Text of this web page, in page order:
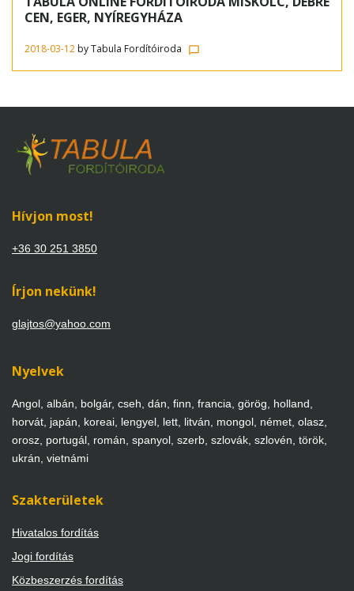
CEN, EGER, NYÍREGYHÁZA
2018-03-12 byTabula Fordítóiroda chat_bubble_outline
Hívjon most!
+36 30 251 3850
Írjon nekünk!
glajtos@yahoo.com
Nyelvek
Angol, albán, bolgár, cseh, dán, finn, francia, görög, holland,
horvát, japán, koreai, lengyel, lett, litván, mongol, német, olasz,
orosz, portugál, román, spanyol, szerb, szlovák, szlovén, török,
ukrán, vietnámi
Szakterületek
Hivatalos fordítás
Jogi fordítás
Közbeszerzés fordítás